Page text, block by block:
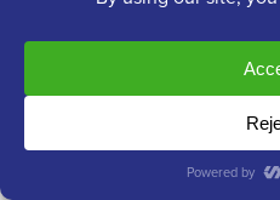
Cine ar trebui să
cine ar trebui să
blog sau site de afaceri
start posibil.